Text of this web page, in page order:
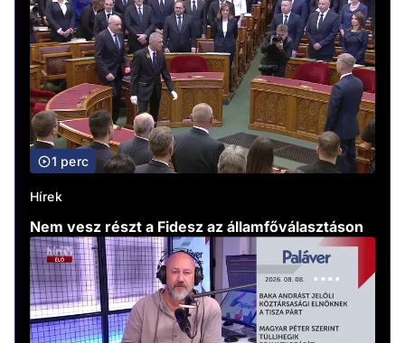
1 perc
Hírek
Nem vesz részt a Fidesz az államfőválasztáson